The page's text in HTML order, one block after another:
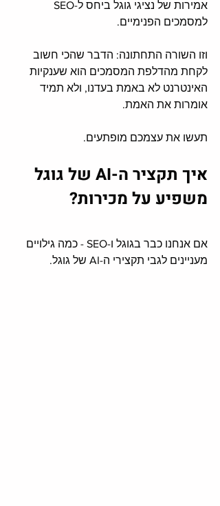
למסמכים הפנימיים.
וזו השורה התחתונה: הדבר שהכי חשוב
לקחת מהדלפת המסמכים הוא שענקיות
האינטרנט לא באמת בעדנו, ולא תמיד
אומרות את האמת.
תעשו את עצמכם מופתעים.
איך תקציר ה-AI של גוגל
משפיע על מכירות?
אם אנחנו כבר בגוגל ו-SEO - כמה גילויים
מעניינים לגבי תקצירי ה-AI של גוגל.